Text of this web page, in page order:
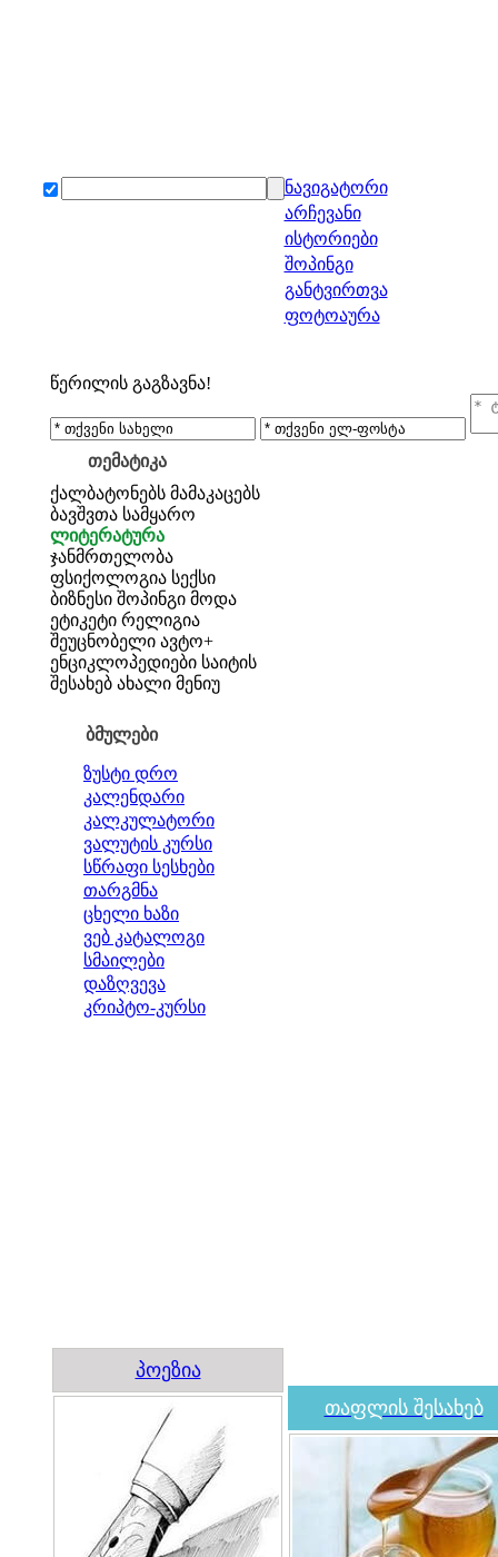
ნავიგატორი
არჩევანი
ისტორიები
შოპინგი
განტვირთვა
ფოტოაურა
წერილის გაგზავნა!
თემატიკა
ქალბატონებს მამაკაცებს
ბავშვთა სამყარო
ლიტერატურა
ჯანმრთელობა
ფსიქოლოგია სექსი
ბიზნესი შოპინგი მოდა
ეტიკეტი რელიგია
შეუცნობელი ავტო+
ენციკლოპედიები საიტის
შესახებ ახალი მენიუ
ბმულები
ზუსტი დრო
კალენდარი
კალკულატორი
ვალუტის კურსი
სწრაფი სესხები
თარგმნა
ცხელი ხაზი
ვებ კატალოგი
სმაილები
დაზღვევა
კრიპტო-კურსი
პოეზია
თაფლის შესახებ